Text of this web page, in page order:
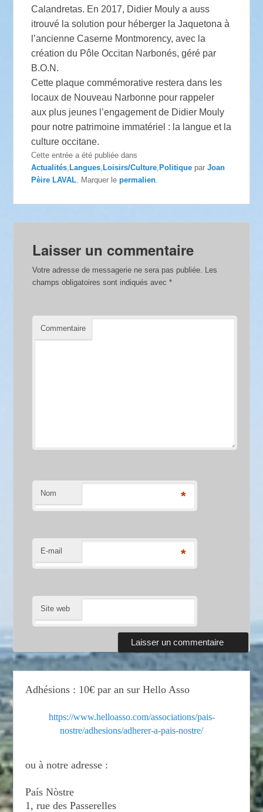
Calandretas. En 2017, Didier Mouly a auss
itrouvé la solution pour héberger la Jaquetona à
l’ancienne Caserne Montmorency, avec la
création du Pôle Occitan Narbonés, géré par
B.O.N.
Cette plaque commémorative restera dans les
locaux de Nouveau Narbonne pour rappeler
aux plus jeunes l’engagement de Didier Mouly
pour notre patrimoine immatériel : la langue et la
culture occitane.
Cette entrée a été publiée dans
Actualités ,Langues ,Loisirs/Culture ,Politique parJoan
Pèire LAVAL . Marquer lepermalien
Laisser un commentaire
Votre adresse de messagerie ne sera pas publiée. Les
champs obligatoires sont indiqués avec*
Commentaire
Nom *
E-mail *
Site web
Adhésions : 10€ par an sur Hello Asso
https://www.helloasso.com/associations/pais-
nostre/adhesions/adherer-a-pais-nostre/
ou à notre adresse :
País Nòstre
1, rue des Passerelles